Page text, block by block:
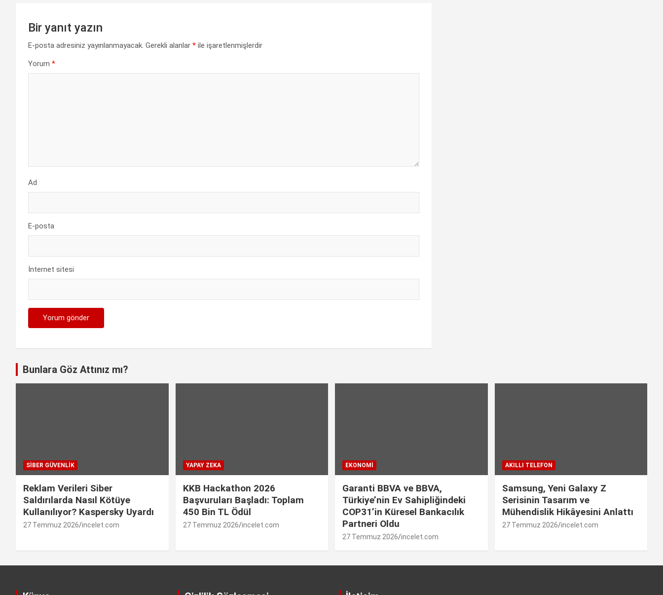
Bir yanıt yazın
E-posta adresiniz yayınlanmayacak. Gerekli alanlar * ile işaretlenmişlerdir
Yorum *
Ad
E-posta
İnternet sitesi
Bunlara Göz Attınız mı?
SIBER GÜVENLIK
Reklam Verileri Siber
Saldırılarda Nasıl Kötüye
Kullanılıyor? Kaspersky Uyardı
27 Temmuz 2026 incelet.com
YAPAY ZEKA
KKB Hackathon 2026
Başvuruları Başladı: Toplam
450 Bin TL Ödül
27 Temmuz 2026 incelet.com
EKONOMI
Garanti BBVA ve BBVA,
Türkiye’nin Ev Sahipliğindeki
COP31’in Küresel Bankacılık
Partneri Oldu
27 Temmuz 2026 incelet.com
AKILLI TELEFON
Samsung, Yeni Galaxy Z
Serisinin Tasarım ve
Mühendislik Hikâyesini Anlattı
27 Temmuz 2026 incelet.com